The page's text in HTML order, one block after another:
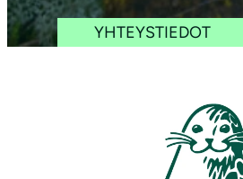
YHTEYSTIEDOT